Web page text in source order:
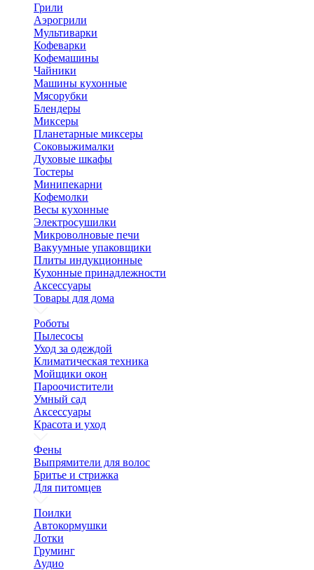
Грили
Аэрогрили
Мультиварки
Кофеварки
Кофемашины
Чайники
Машины кухонные
Мясорубки
Блендеры
Миксеры
Планетарные миксеры
Соковыжималки
Духовые шкафы
Тостеры
Минипекарни
Кофемолки
Весы кухонные
Электросушилки
Микроволновые печи
Вакуумные упаковщики
Плиты индукционные
Кухонные принадлежности
Аксессуары
Товары для дома
Роботы
Пылесосы
Уход за одеждой
Климатическая техника
Мойщики окон
Пароочистители
Умный сад
Аксессуары
Красота и уход
Фены
Выпрямители для волос
Бритье и стрижка
Для питомцев
Поилки
Автокормушки
Лотки
Груминг
Аудио